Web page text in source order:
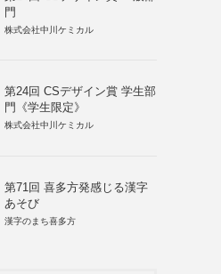
門
株式会社中川ケミカル
第24回 CSデザイン賞 学生部
門《学生限定》
株式会社中川ケミカル
第71回 喜多方発感じる漢字
あそび
漢字のまち喜多方